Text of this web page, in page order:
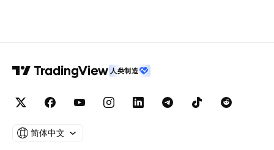
人类制造
简体中文